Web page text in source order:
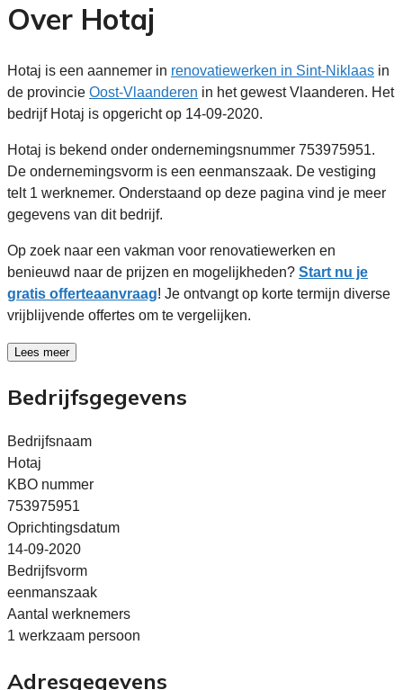
Over Hotaj
Hotaj is een aannemer in renovatiewerken in Sint-Niklaas in
de provincie Oost-Vlaanderen in het gewest Vlaanderen. Het
bedrijf Hotaj is opgericht op 14-09-2020.
Hotaj is bekend onder ondernemingsnummer 753975951.
De ondernemingsvorm is een eenmanszaak. De vestiging
telt 1 werknemer. Onderstaand op deze pagina vind je meer
gegevens van dit bedrijf.
Op zoek naar een vakman voor renovatiewerken en
benieuwd naar de prijzen en mogelijkheden? Start nu je
gratis offerteaanvraag! Je ontvangt op korte termijn diverse
vrijblijvende offertes om te vergelijken.
Lees meer
Bedrijfsgegevens
Bedrijfsnaam
Hotaj
KBO nummer
753975951
Oprichtingsdatum
14-09-2020
Bedrijfsvorm
eenmanszaak
Aantal werknemers
1 werkzaam persoon
Adresgegevens